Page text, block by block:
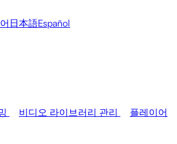
日本語Español
비디오 라이브러리 관리 플레이어